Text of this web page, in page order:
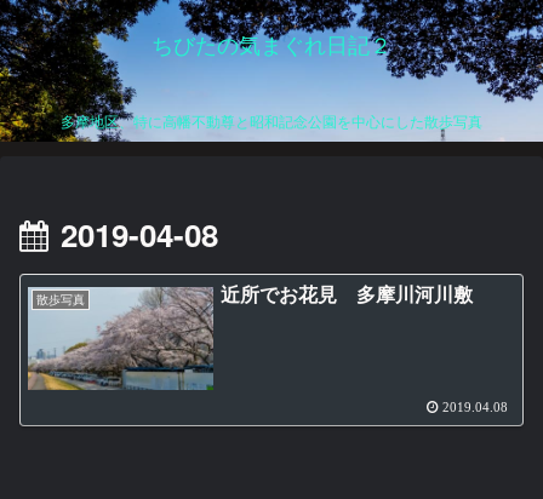
ちびたの気まぐれ日記２
多摩地区、特に高幡不動尊と昭和記念公園を中心にした散歩写真
2019-04-08
散歩写真 近所でお花見 多摩川河川敷
2019.04.08